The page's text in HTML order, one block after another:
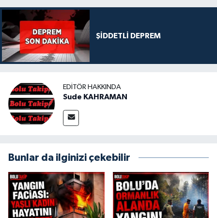
ŞİDDETLİ DEPREM
EDITÖR HAKKINDA
Sude KAHRAMAN
Bunlar da ilginizi çekebilir